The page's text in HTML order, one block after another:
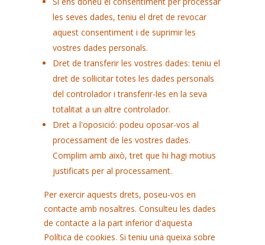
les seves dades, teniu el dret de revocar
aquest consentiment i de suprimir les
vostres dades personals.
Dret de transferir les vostres dades: teniu el
dret de sol·licitar totes les dades personals
del controlador i transferir-les en la seva
totalitat a un altre controlador.
Dret a l'oposició: podeu oposar-vos al
processament de les vostres dades.
Complim amb això, tret que hi hagi motius
justificats per al processament.
Per exercir aquests drets, poseu-vos en
contacte amb nosaltres. Consulteu les dades
de contacte a la part inferior d'aquesta
Política de cookies. Si teniu una queixa sobre